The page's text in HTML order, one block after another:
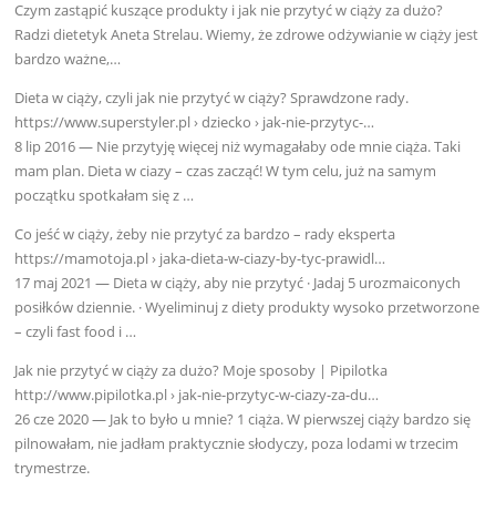
Czym zastąpić kuszące produkty i jak nie przytyć w ciąży za dużo?
Radzi dietetyk Aneta Strelau. Wiemy, że zdrowe odżywianie w ciąży jest
bardzo ważne,…
Dieta w ciąży, czyli jak nie przytyć w ciąży? Sprawdzone rady.
https://www.superstyler.pl › dziecko › jak-nie-przytyc-…
8 lip 2016 — Nie przytyję więcej niż wymagałaby ode mnie ciąża. Taki
mam plan. Dieta w ciazy – czas zacząć! W tym celu, już na samym
początku spotkałam się z …
Co jeść w ciąży, żeby nie przytyć za bardzo – rady eksperta
https://mamotoja.pl › jaka-dieta-w-ciazy-by-tyc-prawidl…
17 maj 2021 — Dieta w ciąży, aby nie przytyć · Jadaj 5 urozmaiconych
posiłków dziennie. · Wyeliminuj z diety produkty wysoko przetworzone
– czyli fast food i …
Jak nie przytyć w ciąży za dużo? Moje sposoby | Pipilotka
http://www.pipilotka.pl › jak-nie-przytyc-w-ciazy-za-du…
26 cze 2020 — Jak to było u mnie? 1 ciąża. W pierwszej ciąży bardzo się
pilnowałam, nie jadłam praktycznie słodyczy, poza lodami w trzecim
trymestrze.